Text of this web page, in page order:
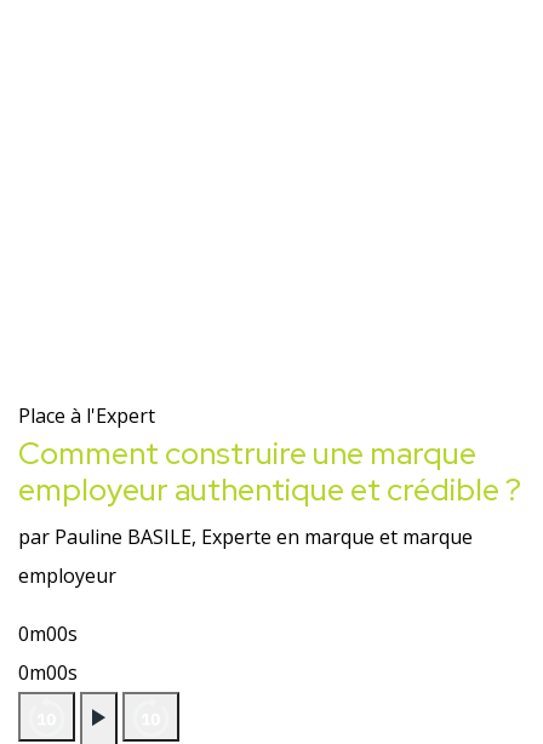
Place à l'Expert
Comment construire une marque
employeur authentique et crédible ?
par Pauline BASILE, Experte en marque et marque
employeur
0m00s
0m00s